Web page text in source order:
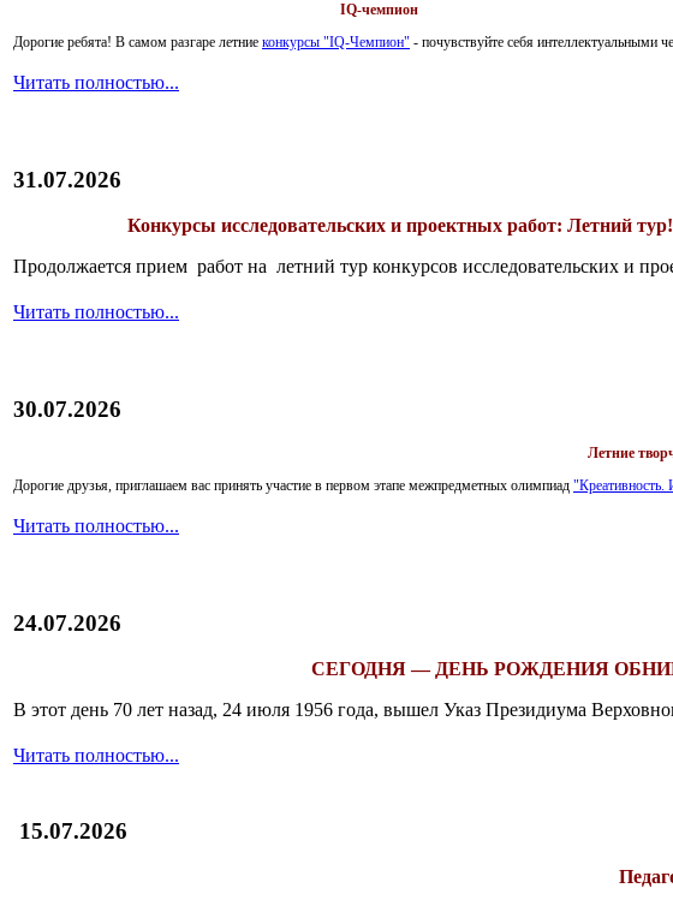
IQ-чемпион
Дорогие ребята! В самом разгаре летние конкурсы "IQ-Чемпион" - почувствуйте себя интеллектуальными
Читать полностью...
31.07.2026
Конкурсы исследовательских и проектных работ: Летний тур!
Продолжается прием работ на летний тур конкурсов исследовательских и
Читать полностью...
30.07.2026
Летние
Дорогие друзья, приглашаем вас принять участие в первом этапе межпредметных олимпиад "Креативность.
Читать полностью...
24.07.2026
СЕГОДНЯ — ДЕНЬ РОЖДЕНИЯ
В этот день 70 лет назад, 24 июля 1956 года, вышел Указ Президиума
Читать полностью...
15.07.2026